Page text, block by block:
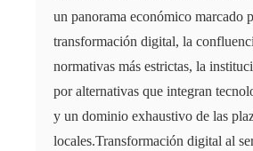
un panorama económico marcado
transformación digital, la
normativas más estrictas, la
por alternativas que integran
y un dominio exhaustivo de las
locales.Transformación digital al